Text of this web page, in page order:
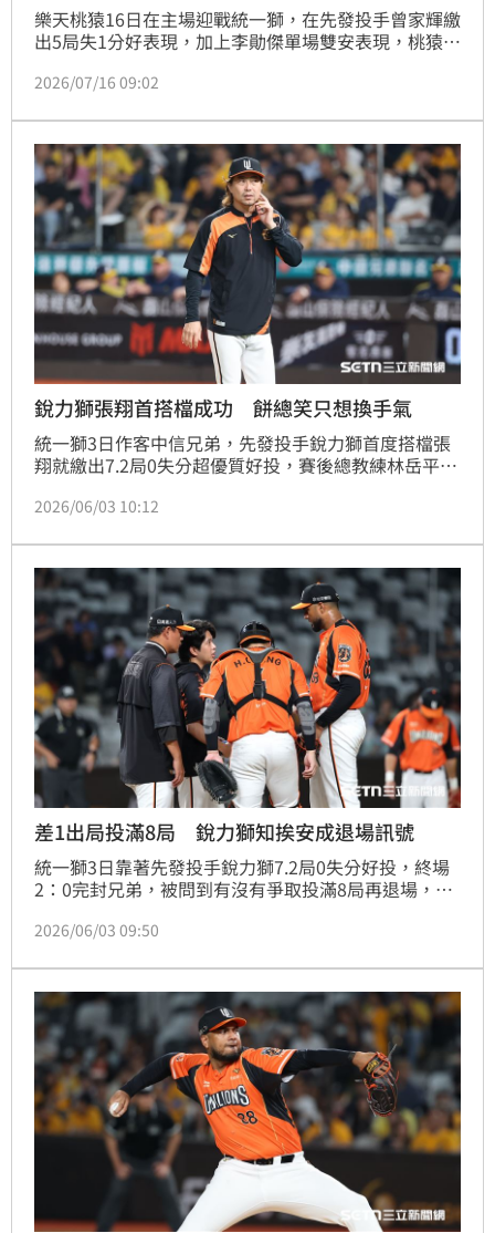
樂天桃猿16日在主場迎戰統一獅，在先發投手曾家輝繳
出5局失1分好表現，加上李勛傑單場雙安表現，桃猿最
在下半季8場比賽也拿下了6場勝利，持續在聯盟位居龍
2026/07/16 09:02
銳力獅張翔首搭檔成功 餅總笑只想換手氣
統一獅3日作客中信兄弟，先發投手銳力獅首度搭檔張
翔就繳出7.2局0失分超優質好投，賽後總教練林岳平開
2026/06/03 10:12
差1出局投滿8局 銳力獅知挨安成退場訊號
統一獅3日靠著先發投手銳力獅7.2局0失分好投，終場
2：0完封兄弟，被問到有沒有爭取投滿8局再退場，銳
號。
2026/06/03 09:50